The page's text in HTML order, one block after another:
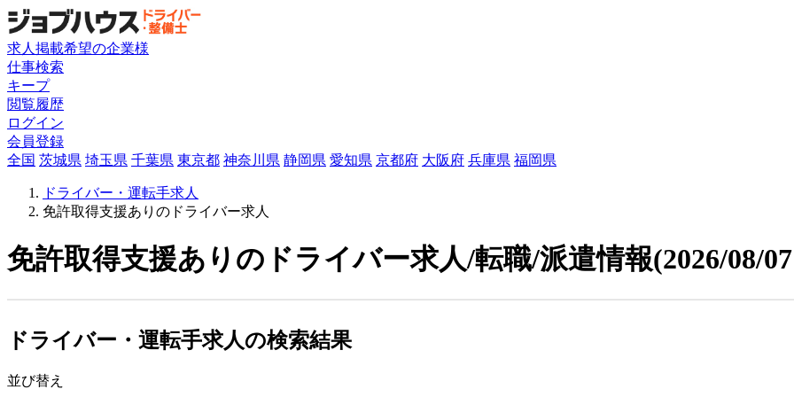
求人掲載希望の企業様
仕事検索
キープ
閲覧履歴
ログイン
会員登録
全国 茨城県 埼玉県 千葉県 東京都 神奈川県 静岡県 愛知県 京都府 大阪府 兵庫県 福岡県
ドライバー・運転手求人
免許取得支援ありのドライバー求人
免許取得支援ありのドライバー求人/転職/派遣情報(2026/08/
ドライバー・運転手求人の検索結果
並び替え